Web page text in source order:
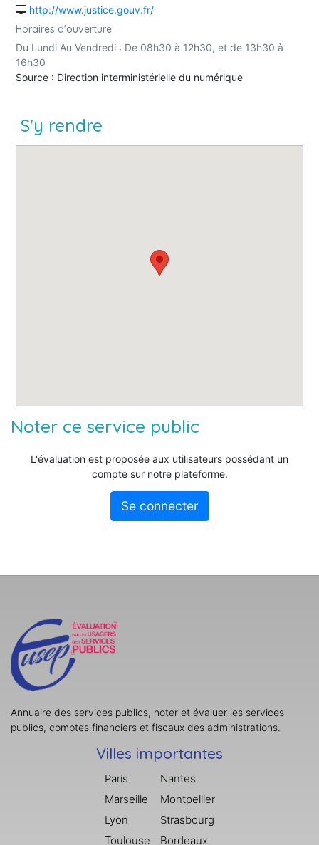
http://www.justice.gouv.fr/
Horaires d'ouverture
Du Lundi Au Vendredi : De 08h30 à 12h30, et de 13h30 à
16h30
Source : Direction interministérielle du numérique
S'y rendre
Noter ce service public
L'évaluation est proposée aux utilisateurs possédant un
compte sur notre plateforme.
Se connecter
Annuaire des services publics, noter et évaluer les services
publics, comptes financiers et fiscaux des administrations.
Villes importantes
Paris
Marseille
Lyon
Toulouse
Nantes
Montpellier
Strasbourg
Bordeaux